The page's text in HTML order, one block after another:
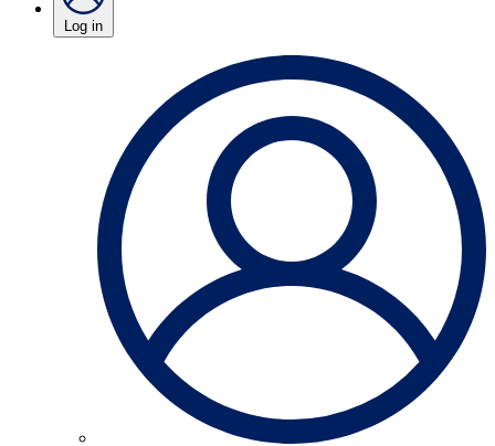
Log in